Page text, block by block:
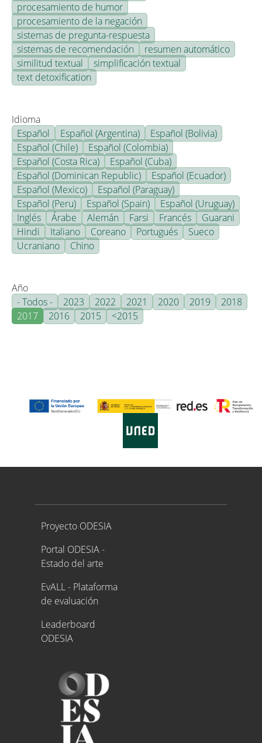
procesamiento de humor
procesamiento de la negación
sistemas de pregunta-respuesta
sistemas de recomendación
resumen automático
similitud textual
simplificación textual
text detoxification
Idioma
Español
Español (Argentina)
Español (Bolivia)
Español (Chile)
Español (Colombia)
Español (Costa Rica)
Español (Cuba)
Español (Dominican Republic)
Español (Ecuador)
Español (Mexico)
Español (Paraguay)
Español (Peru)
Español (Spain)
Español (Uruguay)
Inglés
Árabe Alemán Farsi Francés
Guarani
Hindi
Italiano Coreano Portugués
Sueco
Ucraniano
Chino
Año
- Todos -
2023 2022 2021 2020 2019
2018
2017
2016 2015 <2015
Proyecto ODESIA
Proyecto ODESIA
Portal ODESIA -
Estado del arte
EvALL - Plataforma
de evaluación
Leaderboard
ODESIA